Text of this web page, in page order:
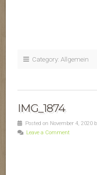
Category: Allgemein
IMG_1874
Posted on November 4, 2020
Leave a Comment